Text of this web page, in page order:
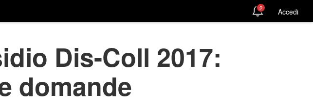
2 Accedi
Dis-Coll 2017:
domande